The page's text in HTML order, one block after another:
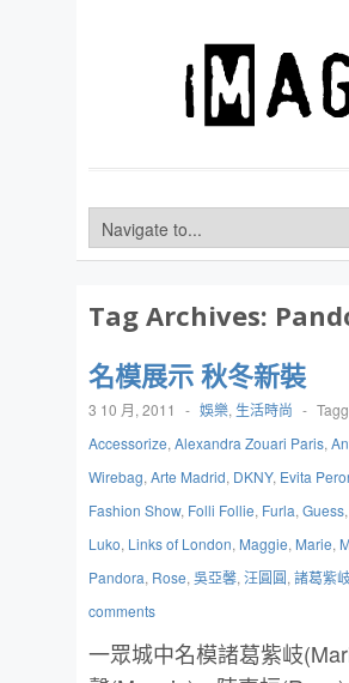
Tag Archives:
名模展示 秋冬新裝
3 10 月, 2011 - 娛樂, 生活時尚 -
Accessorize, Alexandra Zouari Paris,
Wirebag, Arte Madrid, DKNY, Evita
Fashion Show, Folli Follie, Furla, Guess,
Luko, Links of London, Maggie, Marie,
Pandora, Rose, 吳亞馨, 汪圓圓, 諸葛紫
comments
一眾城中名模諸葛紫岐